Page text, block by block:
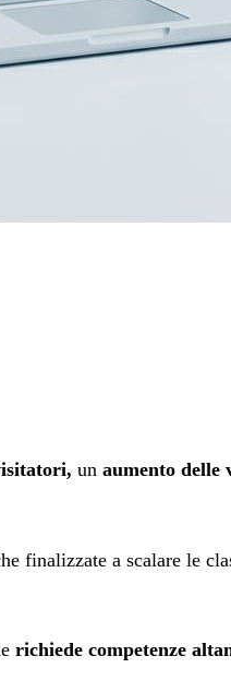
un aumento delle
finalizzate a scalare le
richiede competenze